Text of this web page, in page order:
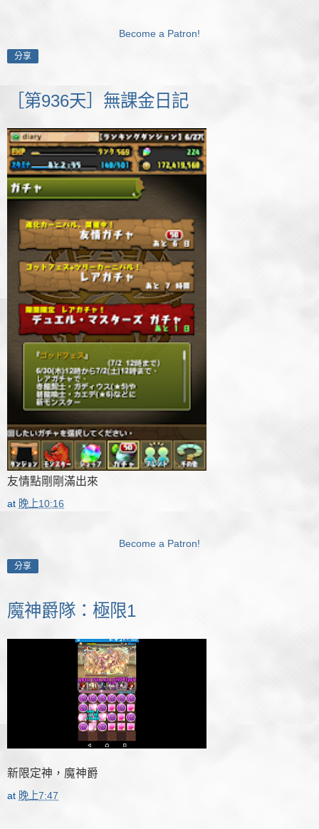
Become a Patron!
分享
［第936天］無課金日記
友情點剛剛滿出來
at 晚上10:16
Become a Patron!
分享
魔神爵隊：極限1
新限定神，魔神爵
at 晚上7:47